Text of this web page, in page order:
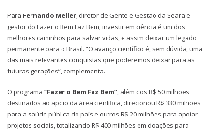
Para Fernando Meller, diretor de Gente e Gestão da Seara e
gestor do Fazer o Bem Faz Bem, investir em ciência é um dos
melhores caminhos para salvar vidas, e assim deixar um legado
permanente para o Brasil. “O avanço científico é, sem dúvida, uma
das mais relevantes conquistas que poderemos deixar para as
futuras gerações”, complementa.
O programa “Fazer o Bem Faz Bem”, além dos R$ 50 milhões
destinados ao apoio da área científica, direcionou R$ 330 milhões
para a saúde pública do país e outros R$ 20 milhões para apoiar
projetos sociais, totalizando R$ 400 milhões em doações para